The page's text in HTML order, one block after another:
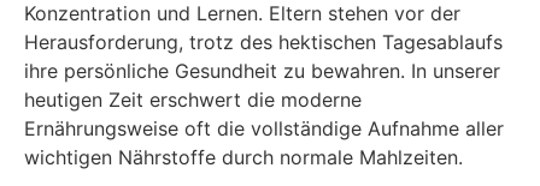
Konzentration und Lernen. Eltern stehen vor der
Herausforderung, trotz des hektischen Tagesablaufs
ihre persönliche Gesundheit zu bewahren. In unserer
heutigen Zeit erschwert die moderne
Ernährungsweise oft die vollständige Aufnahme aller
wichtigen Nährstoffe durch normale Mahlzeiten.